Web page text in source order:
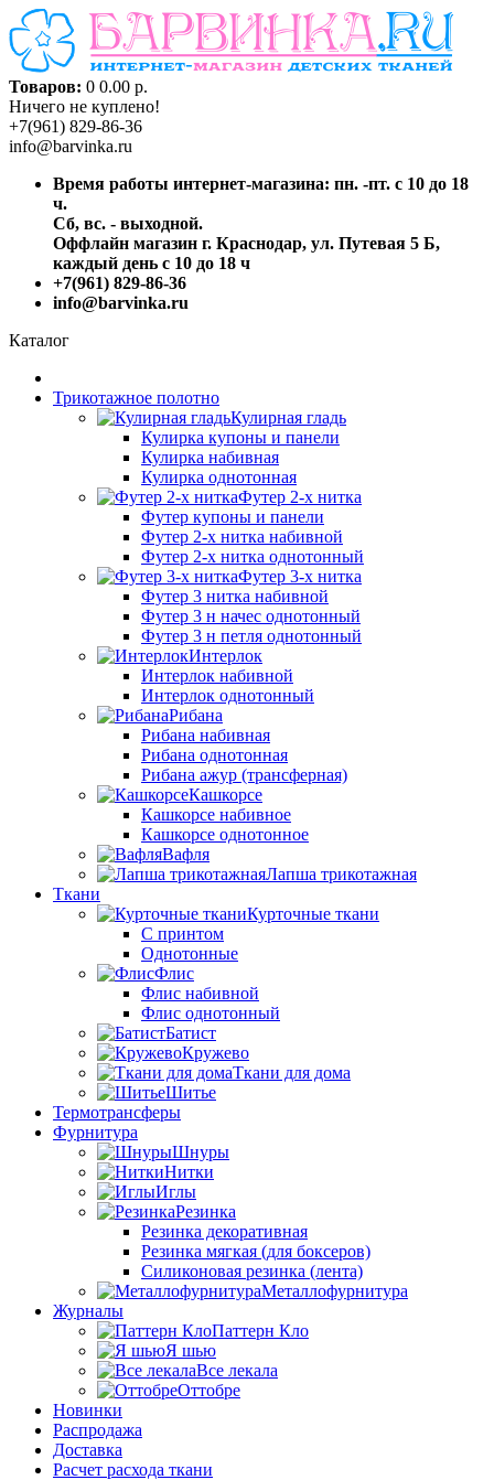
Товаров: 0 0.00 р.
Ничего не куплено!
+7(961) 829-86-36
info@barvinka.ru
Время работы интернет-магазина: пн. -пт. с 10 до 18
ч.
Сб, вс. - выходной.
Оффлайн магазин г. Краснодар, ул. Путевая 5 Б,
каждый день с 10 до 18 ч
+7(961) 829-86-36
info@barvinka.ru
Каталог
Трикотажное полотно
Кулирная гладь
Кулирка купоны и панели
Кулирка набивная
Кулирка однотонная
Футер 2-х нитка
Футер купоны и панели
Футер 2-х нитка набивной
Футер 2-х нитка однотонный
Футер 3-х нитка
Футер 3 нитка набивной
Футер 3 н начес однотонный
Футер 3 н петля однотонный
Интерлок
Интерлок набивной
Интерлок однотонный
Рибана
Рибана набивная
Рибана однотонная
Рибана ажур (трансферная)
Кашкорсе
Кашкорсе набивное
Кашкорсе однотонное
Вафля
Лапша трикотажная
Ткани
Курточные ткани
С принтом
Однотонные
Флис
Флис набивной
Флис однотонный
Батист
Кружево
Ткани для дома
Шитье
Термотрансферы
Фурнитура
Шнуры
Нитки
Иглы
Резинка
Резинка декоративная
Резинка мягкая (для боксеров)
Силиконовая резинка (лента)
Металлофурнитура
Журналы
Паттерн Кло
Я шью
Все лекала
Оттобре
Новинки
Распродажа
Доставка
Расчет расхода ткани